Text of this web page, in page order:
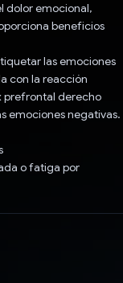
dolor emocional,
beneficios
las emociones
con la reacción
prefrontal derecho
emociones negativas.
o fatiga por